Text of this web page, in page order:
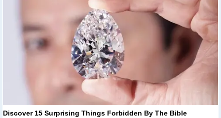
Discover 15 Surprising Things Forbidden By The Bible